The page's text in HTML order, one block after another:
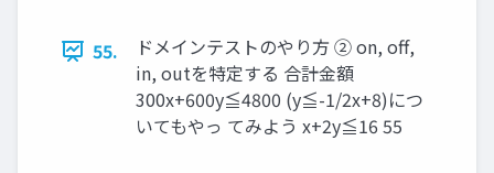
55.
ドメインテストのやり方 ② on, oﬀ,
in, outを特定する 合計金額
300x+600y≦4800 (y≦-1/2x+8)につ
いてもやっ てみよう x+2y≦16 55